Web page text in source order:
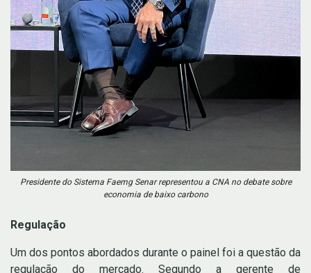
Presidente do Sistema Faemg Senar representou a CNA no debate sobre
economia de baixo carbono
Regulação
Um dos pontos abordados durante o painel foi a questão da
regulação do mercado. Segundo a gerente de